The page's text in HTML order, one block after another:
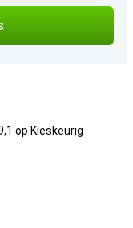
op Kieskeurig